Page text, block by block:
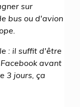
sur
bus ou d'avion
: il suffit d'être
avant
3 jours, ça